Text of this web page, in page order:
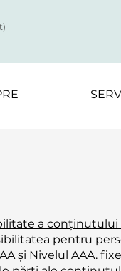
a conținutului
pentru
și Nivelul AAA.